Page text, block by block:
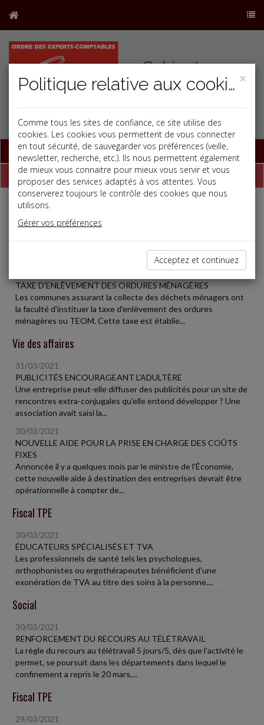
Base documentaire
Dépêches
Liste des dernières dépêches
TAXE D'ENLÈVEMENT DES ORDURES MÉNAGÈRES
Les communes assurant la collecte des déchets ménagers ont
la faculté d'instituer la taxe d'enlèvement des ordures
ménagères ou TEOM. Cette taxe est établie...
Vie des affaires
31/03/2021
PUBLICITÉS ENCOURAGEANT L'ADULTÈRE
Une entreprise peut-elle diffuser des publicités pour un site de
rencontres extra-conjugales qu'elle entend développer ? Une
association avait saisi la...
30/03/2021
NOUVELLE AIDE POUR LA PRISE EN CHARGE DES COÛTS
FIXES
Annoncée il y a quelques mois par le ministre de l'Économie,
cette nouvelle aide à destination des entreprises devrait être
opérationnelle à compter de...
Fiscal TPE
30/03/2021
ÉDUCATEURS SPÉCIALISÉS ET TVA
Les professionnels de santé tels les psychologues,
orthophonistes ou ergothérapeutes bénéficient d'une
exonération de TVA au titre des soins à la personne....
Social
30/03/2021
RENFORCEMENT DU RECOURS AU TÉLÉTRAVAIL
La règle du recours au télétravail 5 jours/5, dès que l'activité le
permet, se poursuit dans les départements dans lequel le
confinement a repris le 20 mars,...
Fiscal TPE
29/03/2021
×
Politique relative aux cookies
Comme tous les sites de confiance, ce site utilise des
cookies. Les cookies vous permettent de vous connecter
en tout sécurité, de sauvegarder vos préférences (veille,
newsletter, recherche, etc.). Ils nous permettent également
de mieux vous connaitre pour mieux vous servir et vous
proposer des services adaptés à vos attentes. Vous
conserverez toujours le contrôle des cookies que nous
utilisons.
Gérer vos préférences
Acceptez et continuez